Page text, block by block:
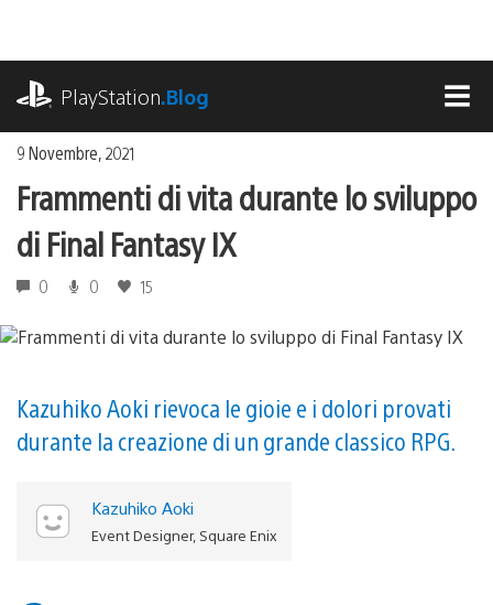
contenuto
PlayStation.Blog
9 Novembre, 2021
Frammenti di vita durante lo sviluppo
di Final Fantasy IX
0 0 15
Kazuhiko Aoki rievoca le gioie e i dolori provati
durante la creazione di un grande classico RPG.
Kazuhiko Aoki
Event Designer, Square Enix